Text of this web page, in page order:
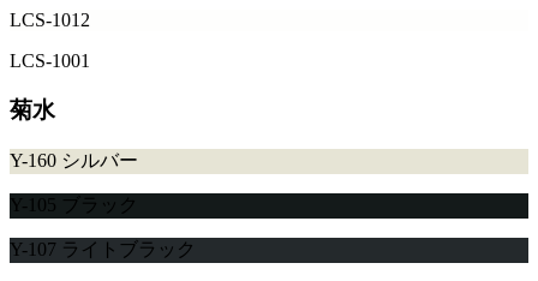
LCS-1012
LCS-1001
菊水
Y-160 シルバー
Y-105 ブラック
Y-107 ライトブラック